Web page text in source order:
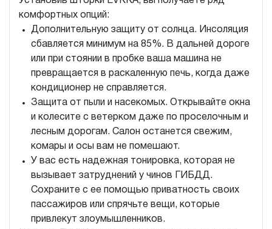
комфортных опций:
Дополнительную защиту от солнца. Инсоляция
сбавляется минимум на 85%. В дальней дороге
или при стоянии в пробке ваша машина не
превращается в раскаленную печь, когда даже
кондиционер не справляется.
Защита от пыли и насекомых. Открывайте окна
и колесите с ветерком даже по проселочным и
лесным дорогам. Салон останется свежим,
комары и осы вам не помешают.
У вас есть надежная тонировка, которая не
вызывает затруднений у чинов ГИБДД.
Сохраните с ее помощью приватность своих
пассажиров или спрячьте вещи, которые
привлекут злоумышленников.